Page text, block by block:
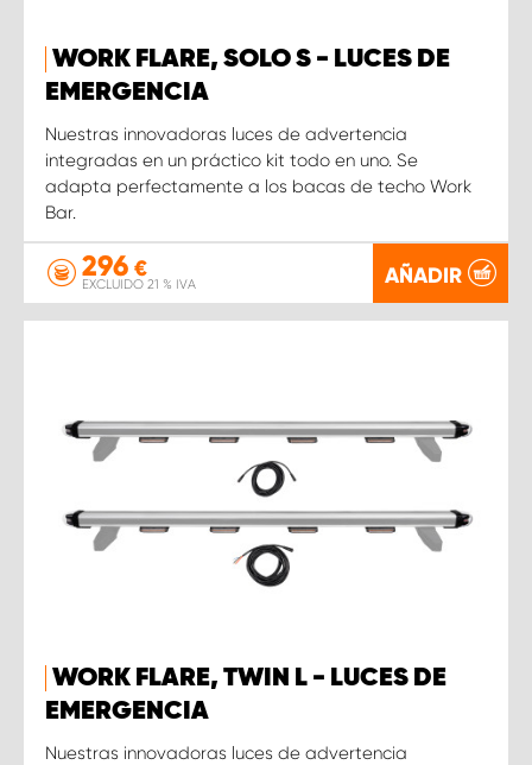
WORK FLARE, SOLO S - LUCES DE
EMERGENCIA
Nuestras innovadoras luces de advertencia
integradas en un práctico kit todo en uno. Se
adapta perfectamente a los bacas de techo Work
Bar.
296 €
EXCLUIDO 21 % IVA AÑADIR
WORK FLARE, TWIN L - LUCES DE
EMERGENCIA
Nuestras innovadoras luces de advertencia